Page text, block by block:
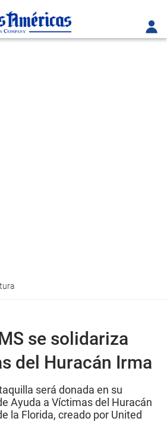
se solidariza
del Huracán Irma
será donada en su
Ayuda a Víctimas del Huracán
la Florida, creado por United